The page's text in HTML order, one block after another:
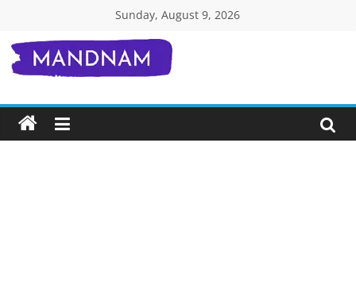
content
Sunday, August 9, 2026
Mandnam.com
जाने
एक-